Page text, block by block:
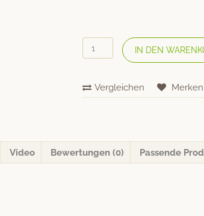
COTONEA
Bio
Bettwäsche
«Classic»
IN DEN
Vergleichen Merken
Video Bewertungen (0) Passende